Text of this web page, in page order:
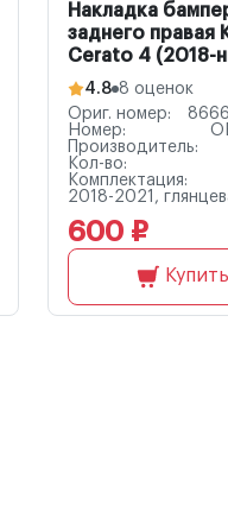
Накладка
заднего правая
Cerato 4 (2018-
4.8 8 оценок
Ориг. номер:
Номер:
Производитель:
Кол-во:
Комплектация:
2018-2021,
600 ₽
Купить